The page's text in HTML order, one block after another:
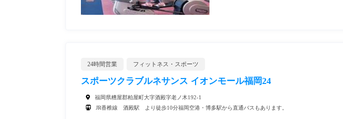
24時間営業 フィットネス・スポーツ
スポーツクラブルネサンス イオンモール福岡24
福岡県糟屋郡粕屋町大字酒殿字老ノ木192-1
JR香椎線 酒殿駅 より徒歩10分福岡空港・博多駅から直通バスもあります。